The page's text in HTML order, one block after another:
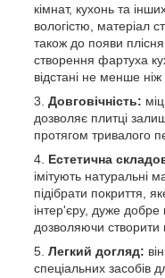
кімнат, кухонь та
вологістю, матеріал
також до появи
створення фартуха
відстані не менше
Довговічність:
дозволяє плитці
протягом тривалого
Естетична
імітують натуральні
підібрати покриття,
інтер'єру, дуже добре
дозволяючи
Легкий догляд:
спеціальних засобів